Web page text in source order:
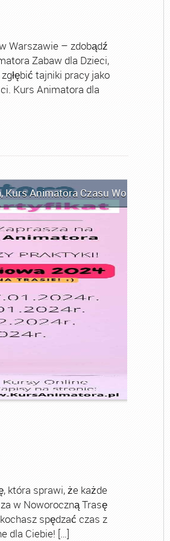
Warszawie – zdobądź
Zabaw dla Dzieci,
tajniki pracy jako
Kurs Animatora dla
,Kurs Animatora Czasu Wolnego
która sprawi, że każde
w Noworoczną Trasę
spędzać czas z
dla Ciebie! […]